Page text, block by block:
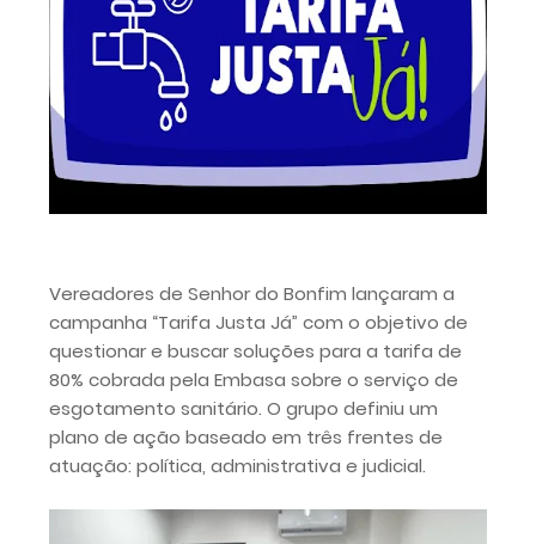
Vereadores de Senhor do Bonfim lançaram a
campanha “Tarifa Justa Já” com o objetivo de
questionar e buscar soluções para a tarifa de
80% cobrada pela Embasa sobre o serviço de
esgotamento sanitário. O grupo definiu um
plano de ação baseado em três frentes de
atuação: política, administrativa e judicial.